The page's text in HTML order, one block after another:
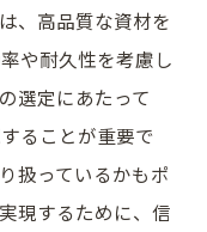
、高品質な資材を
や耐久性を考慮し
選定にあたって
ることが重要で
扱っているかもポ
現するために、信